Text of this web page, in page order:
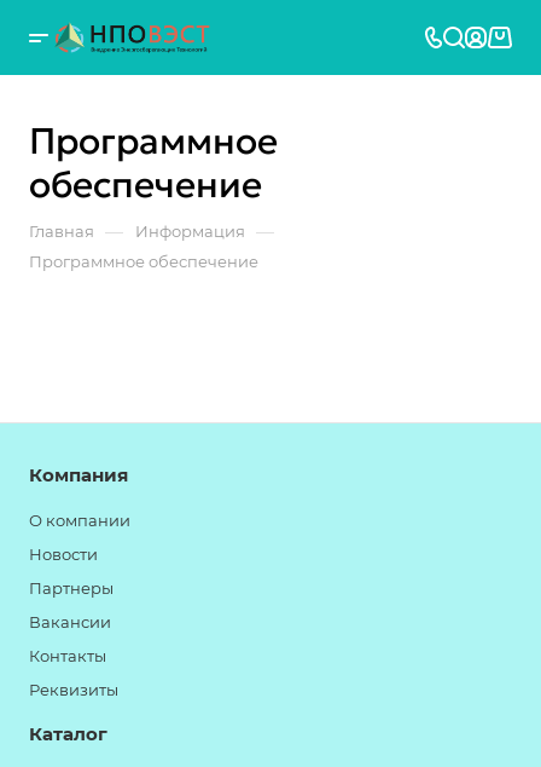
Программное
обеспечение
Главная — Информация —
Программное обеспечение
Компания
О компании
Новости
Партнеры
Вакансии
Контакты
Реквизиты
Каталог